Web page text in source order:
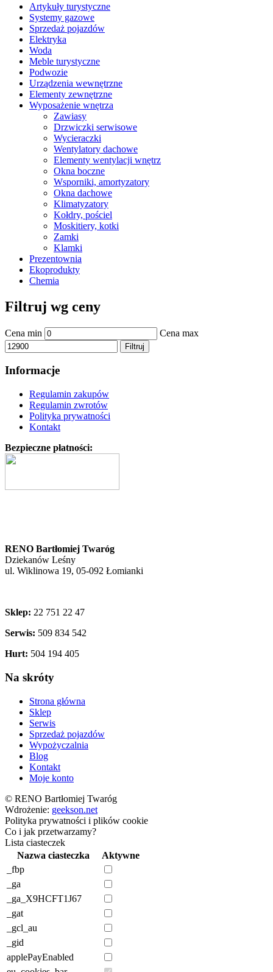
Artykuły turystyczne
Systemy gazowe
Sprzedaż pojazdów
Elektryka
Woda
Meble turystyczne
Podwozie
Urządzenia wewnętrzne
Elementy zewnętrzne
Wyposażenie wnętrza
Zawiasy
Drzwiczki serwisowe
Wycieraczki
Wentylatory dachowe
Elementy wentylacji wnętrz
Okna boczne
Wsporniki, amortyzatory
Okna dachowe
Klimatyzatory
Kołdry, pościel
Moskitiery, kotki
Zamki
Klamki
Prezentownia
Ekoprodukty
Chemia
Filtruj wg ceny
Cena min Cena max
Filtruj
Informacje
Regulamin zakupów
Regulamin zwrotów
Polityka prywatności
Kontakt
Bezpieczne płatności:
RENO Bartłomiej Twaróg
Dziekanów Leśny
ul. Wiklinowa 19, 05-092 Łomianki
Sklep: 22 751 22 47
Serwis: 509 834 542
Hurt: 504 194 405
Na skróty
Strona główna
Sklep
Serwis
Sprzedaż pojazdów
Wypożyczalnia
Blog
Kontakt
Moje konto
© RENO Bartłomiej Twaróg
Wdrożenie: geekson.net
Polityka prywatności i plików cookie
Co i jak przetwarzamy?
Lista ciasteczek
Nazwa ciasteczka
Aktywne
_fbp
_ga
_ga_X9HCFT1J67
_gat
_gcl_au
_gid
applePayEnabled